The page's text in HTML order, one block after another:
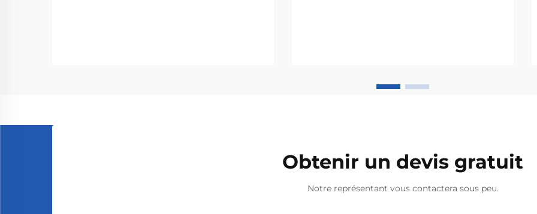
passe à l'inté...
Obtenir un devis gratuit
Notre représentant vous contactera sous peu.